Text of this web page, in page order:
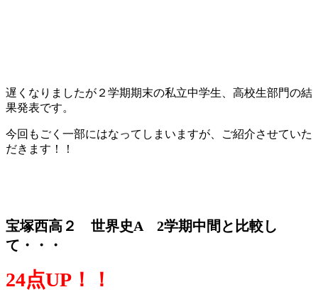
遅くなりましたが２学期期末の私立中学生、高校生部門の結
果発表です。
今回もごく一部にはなってしまいますが、ご紹介させていた
だきます！！
宝塚西高２ 世界史A 2学期中間と比較し
て・・・
24点UP！！